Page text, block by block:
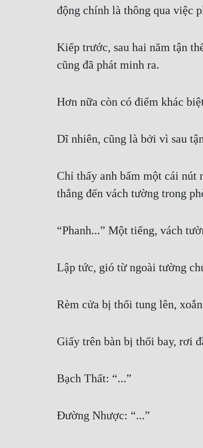
động chính là thông qua việc
Kiếp trước, sau hai năm tận
cũng đã phát minh ra.
Hơn nữa còn có điểm khác
Dĩ nhiên, cũng là bởi vì sau
Chỉ thấy anh bấm một cái nút
thẳng đến vách tường trong
“Phanh...” Một tiếng, vách
Lập tức, gió từ ngoài tường
Rèm cửa bị thổi tung lên,
Giấy trên bàn bị thổi bay, rơi
Bạch Thất: “...”
Đường Nhược: “...”